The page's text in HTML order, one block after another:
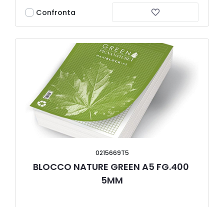
Confronta
0215669T5
BLOCCO NATURE GREEN A5 FG.400
5MM